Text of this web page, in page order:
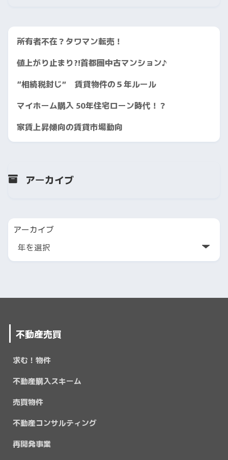
所有者不在？タワマン転売！
値上がり止まり?!首都圏中古マンション♪
“相続税封じ” 賃貸物件の５年ルール
マイホーム購入 50年住宅ローン時代！？
家賃上昇傾向の賃貸市場動向
アーカイブ
アーカイブ
不動産売買
求む！物件
不動産購入スキーム
売買物件
不動産コンサルティング
再開発事業